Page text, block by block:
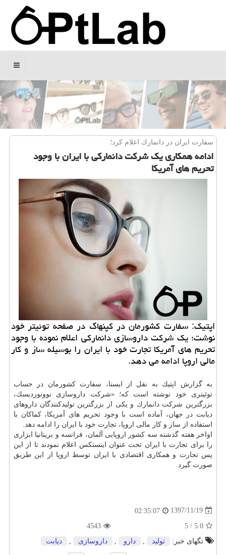
منو
سفارت ایران در دانمارك اعلام كرد؛
ادامه همكاری یك شركت دانماركی با ایران با وجود
تحریم های آمریكا
اپتیك: سفارت كشورمان در كپنهاگ در صفحه توئیتر خود
نوشت؛ یك شركت داروسازی دانماركی اعلام نموده با وجود
تحریم های آمریكا تجارت خود با ایران را بوسیله ساز و كار
مالی اروپا ادامه می دهد.
به گزارش اپتیك به نقل از ایسنا، سفارت كشورمان در حساب
توئیتری خود نوشته است كه؛ «شركت داروسازی نوونوردیسك،
بزرگترین شركت دانمارك و یكی از بزرگترین تولیدكنندگان داروهای
دیابت در جهان، آماده است با وجود تحریم های آمریكا، كماكان با
استفاده از ساز و كار مالی اروپا، تجارت خود با ایران را ادامه دهد.
اواخر هفته گذشته سه كشور اروپایی آلمان، فرانسه و بریتانیا ابزاری
را برای تجارت با ایران تحت عنوان اینستكس اعلام نمودند تا از این
پس تجارت و همكاری اقتصادی با ایران توسط اروپا از این طریق
صورت گیرد.
1397/11/19
02:35:07
5.0
/
5
4543
تگهای خبر:
تولید دارو داروسازی دیابت